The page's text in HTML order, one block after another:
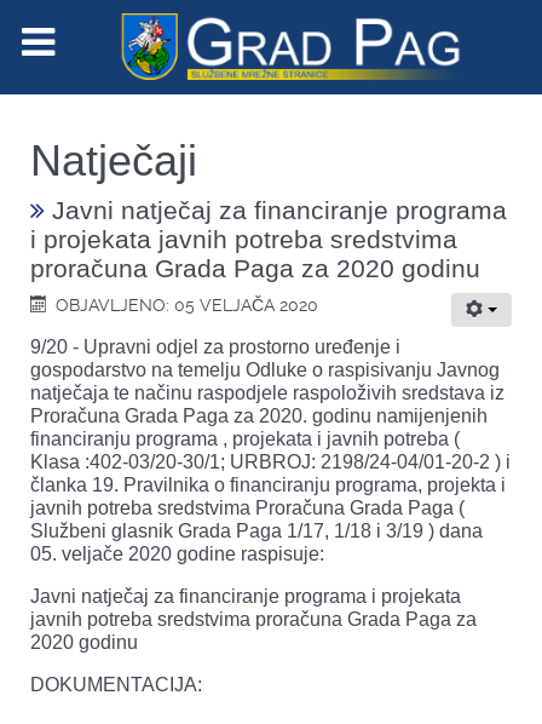
Natječaji
Javni natječaj za financiranje programa
i projekata javnih potreba sredstvima
proračuna Grada Paga za 2020 godinu
OBJAVLJENO: 05 VELJAČA 2020
9/20 - Upravni odjel za prostorno uređenje i
gospodarstvo na temelju Odluke o raspisivanju Javnog
natječaja te načinu raspodjele raspoloživih sredstava iz
Proračuna Grada Paga za 2020. godinu namijenjenih
financiranju programa , projekata i javnih potreba (
Klasa :402-03/20-30/1; URBROJ: 2198/24-04/01-20-2 ) i
članka 19. Pravilnika o financiranju programa, projekta i
javnih potreba sredstvima Proračuna Grada Paga (
Službeni glasnik Grada Paga 1/17, 1/18 i 3/19 ) dana
05. veljače 2020 godine raspisuje:
Javni natječaj za financiranje programa i projekata
javnih potreba sredstvima proračuna Grada Paga za
2020 godinu
DOKUMENTACIJA: